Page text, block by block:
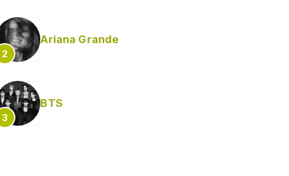
Ariana Grande
BTS